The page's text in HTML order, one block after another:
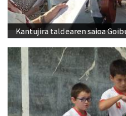
Kantujira taldearen saioa